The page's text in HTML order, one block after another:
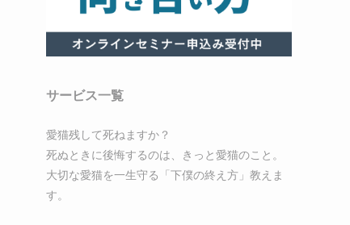
サービス一覧
愛猫残して死ねますか？
死ぬときに後悔するのは、きっと愛猫のこと。
大切な愛猫を一生守る「下僕の終え方」教えま
す。